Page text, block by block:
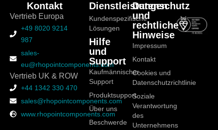
Kontakt
Vertrieb Europa
+49 8020 9214
987
sales-
eu@rhopointcomponents.com
Vertrieb UK & ROW
+44 1342 330 470
sales@rhopointcomponents.com
www.rhopointcomponents.com
Dienstleistungen
Kundenspezifische
Lösungen
Hilfe
und
Support
Kaufmännischer
Support
Produktsupport
Über uns
Beschwerde
Datenschutz
und
rechtliche
Hinweise
Impressum
Kontakt
Cookies und
Datenschutzrichtlinie
Soziale
Verantwortung
des
Unternehmens